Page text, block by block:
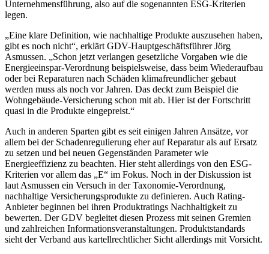
Unternehmensführung, also auf die sogenannten ESG-Kriterien
legen.
„Eine klare Definition, wie nachhaltige Produkte auszusehen haben,
gibt es noch nicht“, erklärt GDV-Hauptgeschäftsführer Jörg
Asmussen. „Schon jetzt verlangen gesetzliche Vorgaben wie die
Energieeinspar-Verordnung beispielsweise, dass beim Wiederaufbau
oder bei Reparaturen nach Schäden klimafreundlicher gebaut
werden muss als noch vor Jahren. Das deckt zum Beispiel die
Wohngebäude-Versicherung schon mit ab. Hier ist der Fortschritt
quasi in die Produkte eingepreist.“
Auch in anderen Sparten gibt es seit einigen Jahren Ansätze, vor
allem bei der Schadenregulierung eher auf Reparatur als auf Ersatz
zu setzen und bei neuen Gegenständen Parameter wie
Energieeffizienz zu beachten. Hier steht allerdings von den ESG-
Kriterien vor allem das „E“ im Fokus. Noch in der Diskussion ist
laut Asmussen ein Versuch in der Taxonomie-Verordnung,
nachhaltige Versicherungsprodukte zu definieren. Auch Rating-
Anbieter beginnen bei ihren Produktratings Nachhaltigkeit zu
bewerten. Der GDV begleitet diesen Prozess mit seinen Gremien
und zahlreichen Informationsveranstaltungen. Produktstandards
sieht der Verband aus kartellrechtlicher Sicht allerdings mit Vorsicht.